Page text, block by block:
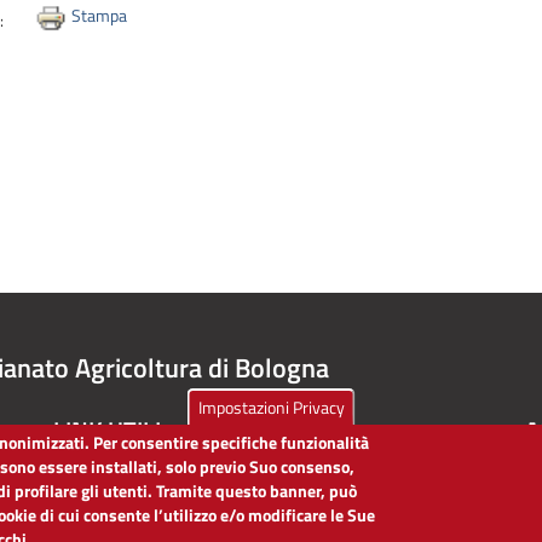
Stampa
Agricoltura di Bologna
LINK UTILI
Dichiarazione di accessibilità
Obiettivi di accessibilità
Impostazioni Privacy
Per consentire specifiche funzionalità
essere installati, solo previo Suo consenso,
profilare gli utenti. Tramite questo banner, può
di cui consente l’utilizzo e/o modificare le Sue